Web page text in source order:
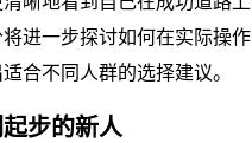
进一步探讨如何在实际操
合不同人群的选择建议。
步的新人